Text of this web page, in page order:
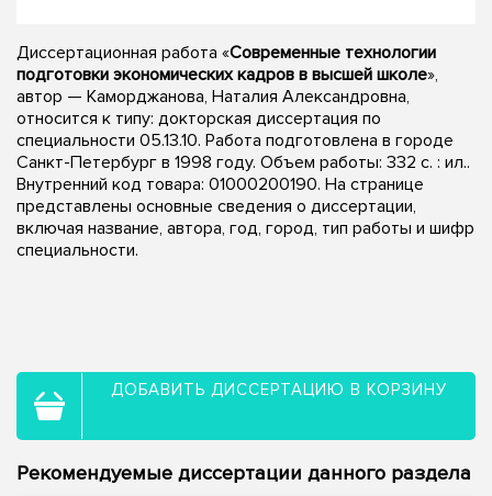
Диссертационная работа «Современные технологии
подготовки экономических кадров в высшей школе»,
автор — Каморджанова, Наталия Александровна,
относится к типу: докторская диссертация по
специальности 05.13.10. Работа подготовлена в городе
Санкт-Петербург в 1998 году. Объем работы: 332 с. : ил..
Внутренний код товара: 01000200190. На странице
представлены основные сведения о диссертации,
включая название, автора, год, город, тип работы и шифр
специальности.
ДОБАВИТЬ ДИССЕРТАЦИЮ В КОРЗИНУ
Рекомендуемые диссертации данного раздела